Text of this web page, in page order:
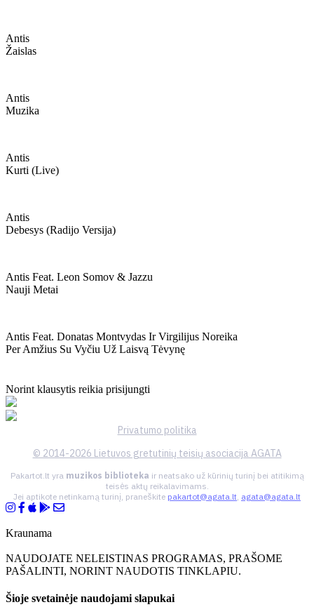
Antis
Žaislas
Antis
Muzika
Antis
Kurti (live)
Antis
Debesys (radijo Versija)
Antis Feat. Leon Somov & Jazzu
Nauji Metai
Antis Feat. Donatas Montvydas Ir Virgilijus Noreika
Per Amžius Su Vyčiu Už Laisvą Tėvynę
Norint klausytis reikia prisijungti
Privatumo politika
© 2014-2026 Lietuvos gretutinių teisių asociacija AGATA
Pakartot.lt yra muzikos biblioteka ir neatsako už kūrinių turinį bei atitikimą
teisės aktų reikalavimams.
Jei aptikote netinkamą turinį, praneškite pakartot@agata.lt, agata@agata.lt
Kraunama
NAUDOJATE NELEISTINAS PROGRAMAS, PRAŠOME
PAŠALINTI, NORINT NAUDOTIS TINKLAPIU.
Šioje svetainėje naudojami slapukai